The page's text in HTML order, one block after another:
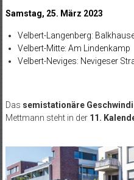
Samstag, 25. März 2023
Velbert-Langenberg:
Velbert-Mitte: Am Lindenkamp
Velbert-Neviges: Nevigeser
Das semistationäre
Mettmann steht in der 11.